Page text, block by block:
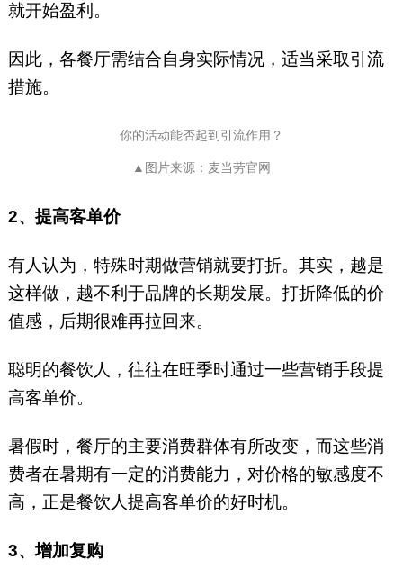
就开始盈利。
因此，各餐厅需结合自身实际情况，适当采取引流
措施。
你的活动能否起到引流作用？
▲图片来源：麦当劳官网
2、提高客单价
有人认为，特殊时期做营销就要打折。其实，越是
这样做，越不利于品牌的长期发展。打折降低的价
值感，后期很难再拉回来。
聪明的餐饮人，往往在旺季时通过一些营销手段提
高客单价。
暑假时，餐厅的主要消费群体有所改变，而这些消
费者在暑期有一定的消费能力，对价格的敏感度不
高，正是餐饮人提高客单价的好时机。
3、增加复购